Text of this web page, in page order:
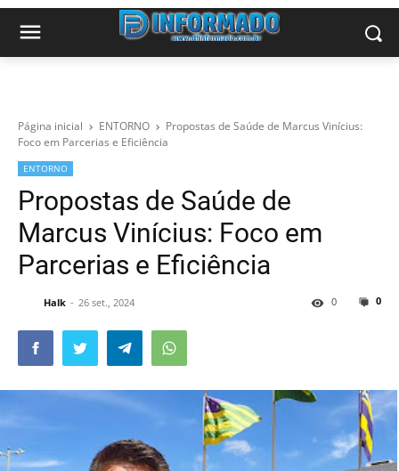
Página inicial ENTORNO
Propostas de Saúde de Marcus Vinícius:
Foco em Parcerias e Eficiência
ENTORNO
Propostas de Saúde de
Marcus Vinícius: Foco em
Parcerias e Eficiência
Halk 26 set., 2024 0
0